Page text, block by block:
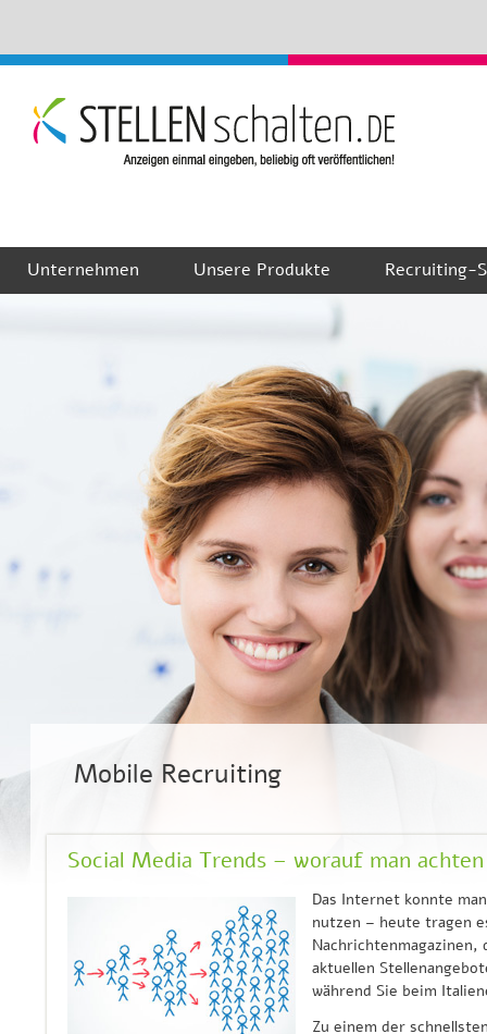
Unternehmen Unsere Produkte Recruiting-
Mobile Recruiting
Social Media Trends – worauf man
Das Internet konnte
nutzen – heute tragen
Nachrichtenmagazinen,
aktuellen
während Sie beim
Zu einem der